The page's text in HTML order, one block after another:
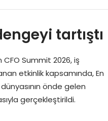
tartıştı
CFO Summit 2026, iş
etkinlik kapsamında, En
önde gelen
gerçekleştirildi.